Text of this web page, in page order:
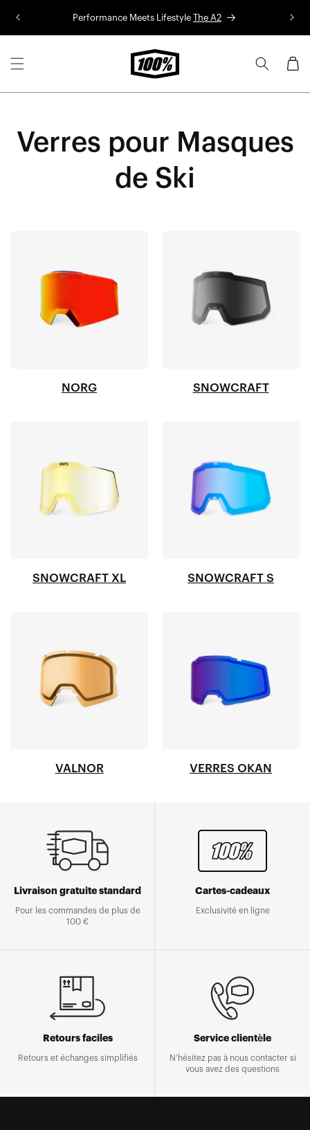
Performance Meets Lifestyle The A2
Panier
Verres pour Masques
de Ski
NORG SNOWCRAFT
SNOWCRAFT XL SNOWCRAFT S
VALNOR VERRES OKAN
Livraison gratuite standard
Pour les commandes de plus de
100 €
Cartes-cadeaux
Exclusivité en ligne
Retours faciles
Retours et échanges simplifiés
Service clientèle
N'hésitez pas à nous contacter si
vous avez des questions